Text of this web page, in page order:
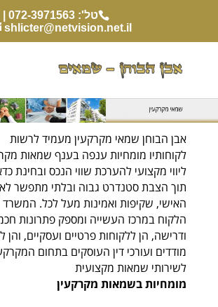
טל': 072-3971563 |
shlicter@netvision.net.il
אבן הבוחן שמאי מקרקעין מעמיד לרשות
לקוחותיו מומחיות ענפה בענף שמאות
ליווי מקצועי להערכת שווי הנכס ובחינת
תוך הצבת סטנדרט גבוה ובלתי מתפשר
האישי, שקיפות ואמינות מעל לכל.
הלקוח במרכז העשייה ומספק פתרונות
ודרישה, הן ללקוחות פרטיים ועסקיים, והן
מודדים ועורכי דין העוסקים בתחום
לשירותי שמאות מקצועית
מומחיות בשמאות מקרקעין